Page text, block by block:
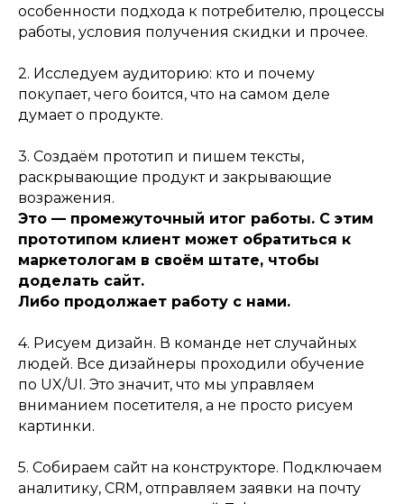
особенности подхода к потребителю, процессы
работы, условия получения скидки и прочее.
2. Исследуем аудиторию: кто и почему
покупает, чего боится, что на самом деле
думает о продукте.
3. Создаём прототип и пишем тексты,
раскрывающие продукт и закрывающие
возражения.
Это — промежуточный итог работы. С этим
прототипом клиент может обратиться к
маркетологам в своём штате, чтобы
доделать сайт.
Либо продолжает работу с нами.
4. Рисуем дизайн. В команде нет случайных
людей. Все дизайнеры проходили обучение
по UX/UI. Это значит, что мы управляем
вниманием посетителя, а не просто рисуем
картинки.
5. Собираем сайт на конструкторе. Подключаем
аналитику, CRM, отправляем заявки на почту